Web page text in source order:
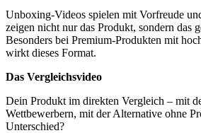
Unboxing-Videos spielen mit Vorfreude
zeigen nicht nur das Produkt, sondern das
Besonders bei Premium-Produkten mit
wirkt dieses Format.
Das Vergleichsvideo
Dein Produkt im direkten Vergleich – mit
Wettbewerbern, mit der Alternative ohne
Unterschied?